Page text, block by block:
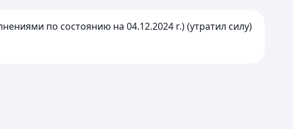
по состоянию на 04.12.2024 г.) (утратил силу)